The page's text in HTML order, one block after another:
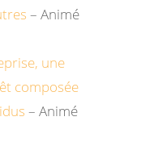
– Animé
une
composée
– Animé